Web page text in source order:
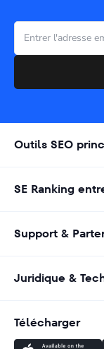
Outils SEO
SE Ranking
Support &
Juridique &
Télécharger